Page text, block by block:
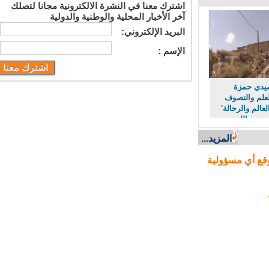
حمزة
والتصوف
والرحالة'
الله
المزيد...
أي مسؤولية
اشترك معنا في النشرة الالكترونية مجانا لتصلك
آخر الأخبار المحلية والوطنية والدولية
البريد اﻹلكتروني:
اﻹسم :